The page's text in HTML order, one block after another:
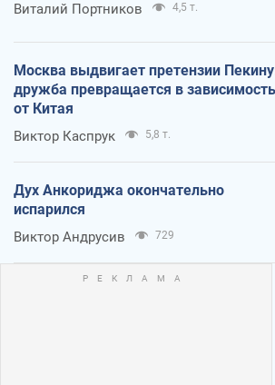
Виталий Портников 4,5 т.
Москва выдвигает претензии
дружба превращается в
от Китая
Виктор Каспрук 5,8 т.
Дух Анкориджа окончательно
испарился
Виктор Андрусив 729